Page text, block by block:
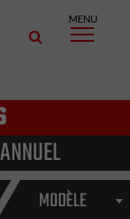
MENU
MODÈLE